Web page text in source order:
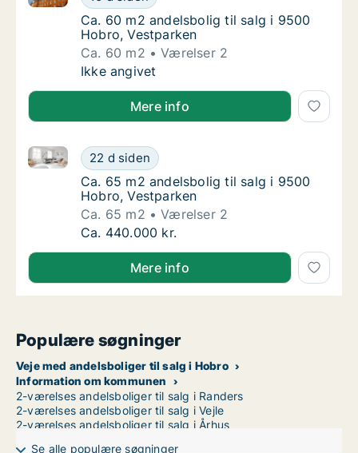
Ca. 60 m2 andelsbolig til salg i 9500
Ca. 60 m2 andelsbolig til salg i 9500
Hobro, Vestparken
Ca. 60 m2
Værelser 2
Ca. 60 m2 andelsbolig til salg i 9500
Ikke angivet
Mere info
Ca. 65 m2 andelsbolig til salg i 9500
22 d siden
Ca. 65 m2 andelsbolig til salg i 9500 Hobro,
Ca. 65 m2 andelsbolig til salg i 9500
Ca. 65 m2 andelsbolig til salg i 9500
Hobro, Vestparken
Ca. 65 m2
Værelser 2
Ca. 65 m2 andelsbolig til salg i 9500
Ca. 440.000 kr.
Mere info
Populære søgninger
Veje med andelsboliger til salg i Hobro
Information om kommunen
2-værelses andelsboliger til salg i Randers
2-værelses andelsboliger til salg i Vejle
2-værelses andelsboliger til salg i Århus
Se alle populære søgninger